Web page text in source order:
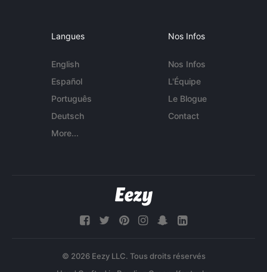
Langues
English
Español
Português
Deutsch
More...
Nos Infos
Nos Infos
L'Équipe
Le Blogue
Contact
© 2026 Eezy LLC. Tous droits réservés